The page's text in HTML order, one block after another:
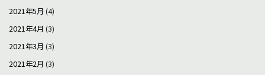
2021年5月 (4)
2021年4月 (3)
2021年3月 (3)
2021年2月 (3)